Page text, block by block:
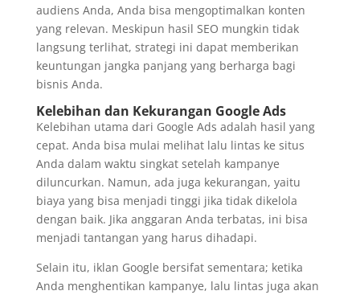
audiens Anda, Anda bisa mengoptimalkan konten
yang relevan. Meskipun hasil SEO mungkin tidak
langsung terlihat, strategi ini dapat memberikan
keuntungan jangka panjang yang berharga bagi
bisnis Anda.
Kelebihan dan Kekurangan Google Ads
Kelebihan utama dari Google Ads adalah hasil yang
cepat. Anda bisa mulai melihat lalu lintas ke situs
Anda dalam waktu singkat setelah kampanye
diluncurkan. Namun, ada juga kekurangan, yaitu
biaya yang bisa menjadi tinggi jika tidak dikelola
dengan baik. Jika anggaran Anda terbatas, ini bisa
menjadi tantangan yang harus dihadapi.
Selain itu, iklan Google bersifat sementara; ketika
Anda menghentikan kampanye, lalu lintas juga akan